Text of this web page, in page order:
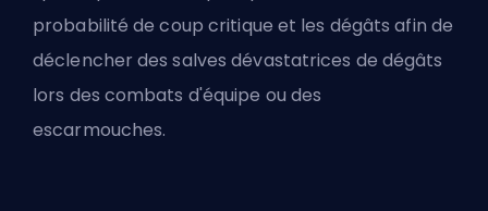
probabilité de coup critique et les dégâts afin de
déclencher des salves dévastatrices de dégâts
lors des combats d'équipe ou des
escarmouches.